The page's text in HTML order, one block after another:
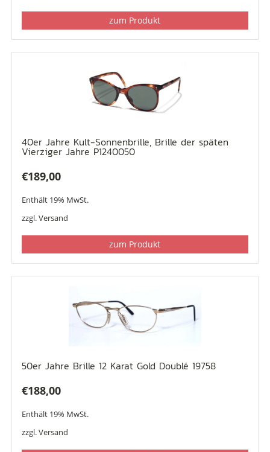
zum Produkt
40er Jahre Kult-Sonnenbrille, Brille der späten
Vierziger Jahre P1240050
€189,00
Enthält 19% MwSt.
zzgl.Versand
zum Produkt
50er Jahre Brille 12 Karat Gold Doublé 19758
€188,00
Enthält 19% MwSt.
zzgl.Versand